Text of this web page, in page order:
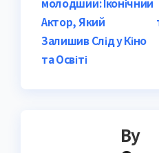
navigation
Актор, Який
Залишив Слід у Кіно
та Освіті
By